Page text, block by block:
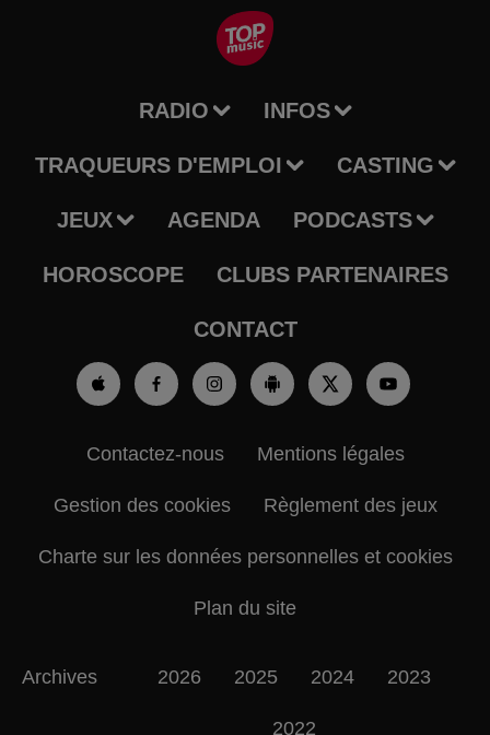
RADIO INFOS
TRAQUEURS D'EMPLOI CASTING
JEUX AGENDA PODCASTS
HOROSCOPE CLUBS PARTENAIRES
CONTACT
Contactez-nous Mentions légales
Gestion des cookies Règlement des jeux
Charte sur les données personnelles et cookies
Plan du site
Archives 2026 2025 2024 2023
2022